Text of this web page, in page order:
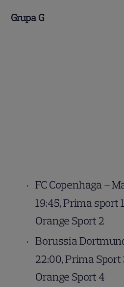
Grupa G
FC Copenhaga –
19:45, Prima sport
Orange Sport 2
Borussia
22:00, Prima Sport
Orange Sport 4